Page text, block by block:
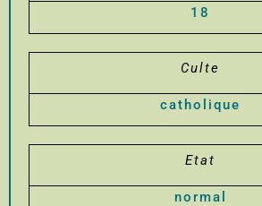
18
Culte
catholique
Etat
normal